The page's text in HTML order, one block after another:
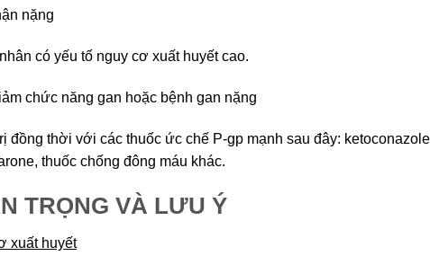
nặng
có yếu tố nguy cơ xuất huyết cao.
chức năng gan hoặc bệnh gan nặng
đồng thời với các thuốc ức chế P-gp mạnh sau đây:
thuốc chống đông máu khác.
TRỌNG VÀ LƯU Ý
xuất huyết